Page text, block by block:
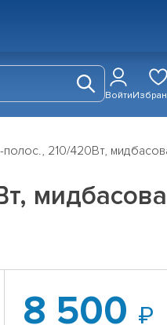
Войти
полос., 210/420Вт,
8 500